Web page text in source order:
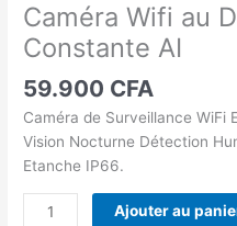
Caméra Wifi au
Constante AI
59.900 CFA
Caméra de Surveillance WiFi
Vision Nocturne Détection
Etanche IP66.
Ajouter au